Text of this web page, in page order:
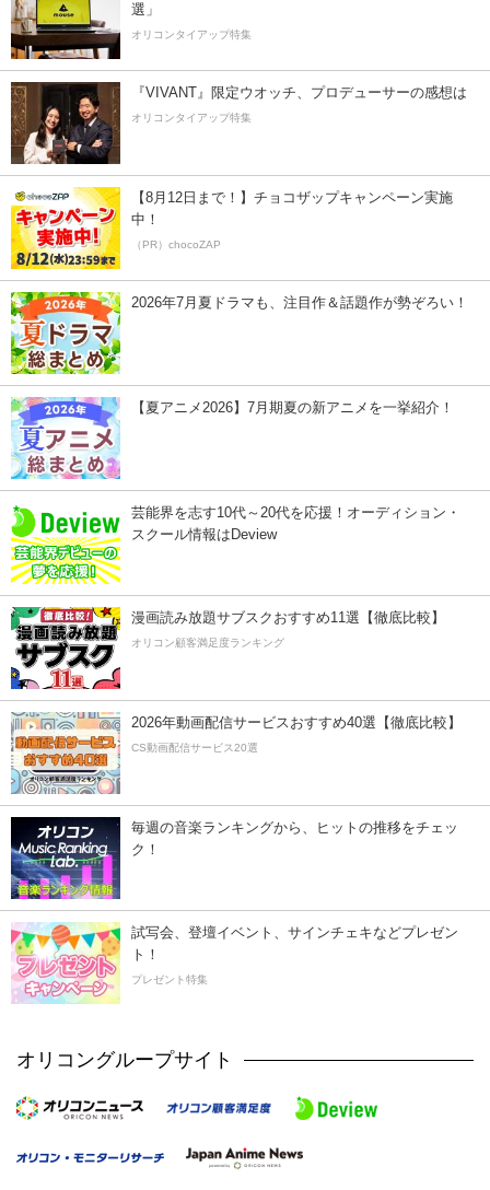
選」
オリコンタイアップ特集
『VIVANT』限定ウオッチ、プロデューサーの感想は
オリコンタイアップ特集
【8月12日まで！】チョコザップキャンペーン実施
中！
（PR）chocoZAP
2026年7月夏ドラマも、注目作＆話題作が勢ぞろい！
【夏アニメ2026】7月期夏の新アニメを一挙紹介！
芸能界を志す10代～20代を応援！オーディション・
スクール情報はDeview
漫画読み放題サブスクおすすめ11選【徹底比較】
オリコン顧客満足度ランキング
2026年動画配信サービスおすすめ40選【徹底比較】
CS動画配信サービス20選
毎週の音楽ランキングから、ヒットの推移をチェッ
ク！
試写会、登壇イベント、サインチェキなどプレゼン
ト！
プレゼント特集
オリコングループサイト